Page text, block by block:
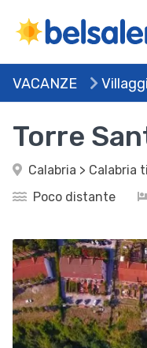
VACANZE Villaggi
Torre
Calabria > Calabria
Poco distante